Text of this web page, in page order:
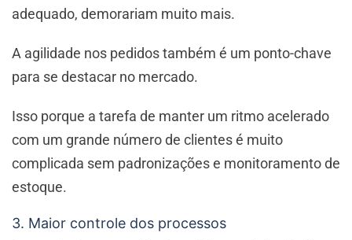
adequado, demorariam muito mais.
A agilidade nos pedidos também é um ponto-chave
para se destacar no mercado.
Isso porque a tarefa de manter um ritmo acelerado
com um grande número de clientes é muito
complicada sem padronizações e monitoramento de
estoque.
3. Maior controle dos processos